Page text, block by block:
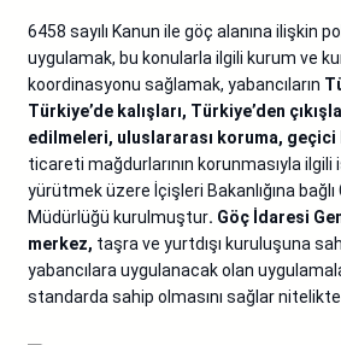
6458 sayılı Kanun ile göç alanına ilişkin
uygulamak, bu konularla ilgili kurum ve
koordinasyonu sağlamak, yabancıların
Türkiye’de kalışları, Türkiye’den
edilmeleri, uluslararası koruma, geçici
ticareti mağdurlarının korunmasıyla ilgili
yürütmek üzere İçişleri Bakanlığına bağlı
Müdürlüğü kurulmuştur. Göç İdaresi
merkez, taşra ve yurtdışı kuruluşuna
yabancılara uygulanacak olan
standarda sahip olmasını sağlar